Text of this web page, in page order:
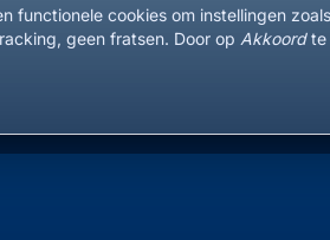
functionele cookies om instellingen
geen fratsen. Door op Akkoordte